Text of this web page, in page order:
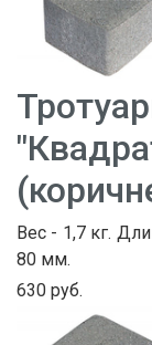
Вес - 1,7 кг.
80 мм.
630 руб.